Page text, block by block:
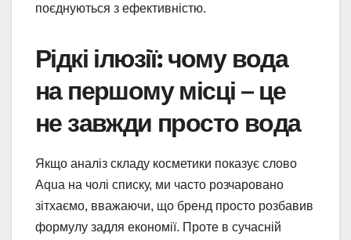
поєднуються з ефективністю.
Рідкі ілюзії: чому вода
на першому місці – це
не завжди просто вода
Якщо аналіз складу косметики показує слово
Aqua на чолі списку, ми часто розчаровано
зітхаємо, вважаючи, що бренд просто розбавив
формулу задля економії. Проте в сучасній